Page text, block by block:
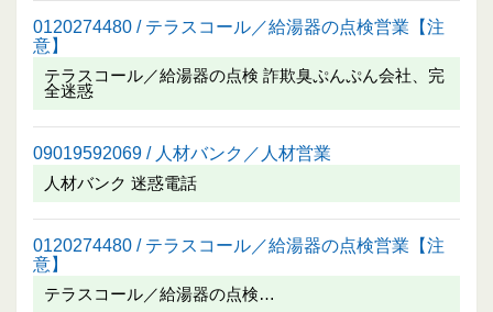
0120274480 / テラスコール／給湯器の点検営業【注
意】
テラスコール／給湯器の点検 詐欺臭ぷんぷん会社、完
全迷惑
09019592069 / 人材バンク／人材営業
人材バンク 迷惑電話
0120274480 / テラスコール／給湯器の点検営業【注
意】
テラスコール／給湯器の点検…